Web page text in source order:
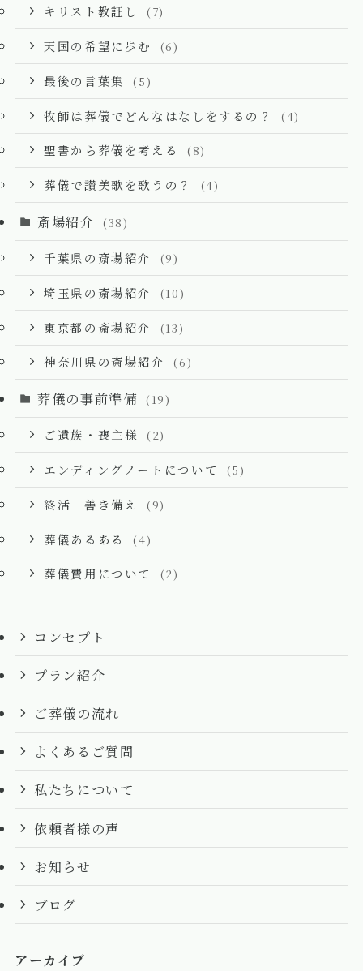
キリスト教証し (7)
天国の希望に歩む (6)
最後の言葉集 (5)
牧師は葬儀でどんなはなしをするの？ (4)
聖書から葬儀を考える (8)
葬儀で讃美歌を歌うの？ (4)
斎場紹介 (38)
千葉県の斎場紹介 (9)
埼玉県の斎場紹介 (10)
東京都の斎場紹介 (13)
神奈川県の斎場紹介 (6)
葬儀の事前準備 (19)
ご遺族・喪主様 (2)
エンディングノートについて (5)
終活－善き備え (9)
葬儀あるある (4)
葬儀費用について (2)
コンセプト
プラン紹介
ご葬儀の流れ
よくあるご質問
私たちについて
依頼者様の声
お知らせ
ブログ
アーカイブ